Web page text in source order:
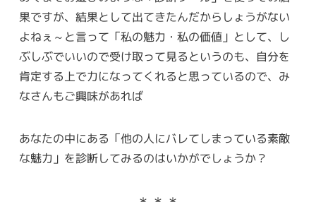
果ですが、結果として出てきたんだからしょうがない
よねぇ～と言って「私の魅力・私の価値」として、し
ぶしぶでいいので受け取って見るというのも、自分を
肯定する上で力になってくれると思っているので、み
なさんもご興味があれば
あなたの中にある「他の人にバレてしまっている素敵
な魅力」を診断してみるのはいかがでしょうか？